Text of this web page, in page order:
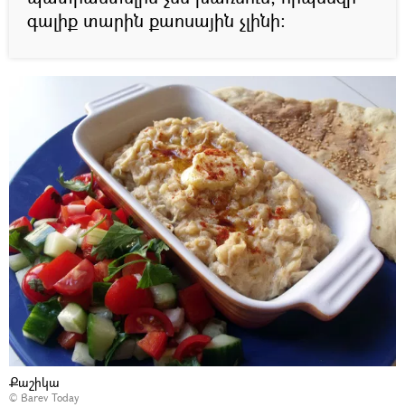
գալիք տարին քաոսային չլինի։
Քաշիկա
© Barev Today